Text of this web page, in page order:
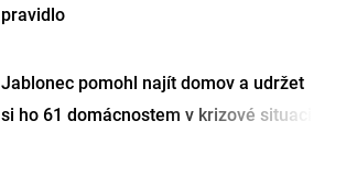
pravidlo
Jablonec pomohl najít domov a udržet
si ho 61 domácnostem v krizové situaci